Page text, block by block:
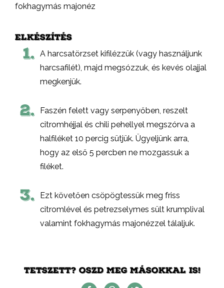
fokhagymás majonéz
ELKÉSZÍTÉS
1. A harcsatörzset kifilézzük (vagy használjunk
harcsafilét), majd megsózzuk, és kevés olajjal
megkenjük.
2.
Faszén felett vagy serpenyőben, reszelt
citromhéjjal és chili pehellyel megszórva a
halfiléket 10 percig sütjük. Ügyeljünk arra,
hogy az első 5 percben ne mozgassuk a
filéket.
3.
Ezt követően csöpögtessük meg friss
citromlével és petrezselymes sült krumplival
valamint fokhagymás majonézzel tálaljuk.
TETSZETT? OSZD MEG MÁSOKKAL IS!